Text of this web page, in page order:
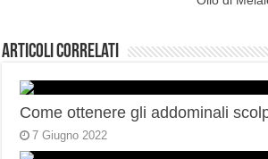
Articoli correlati
Come ottenere gli addominali
7 Giugno 2022